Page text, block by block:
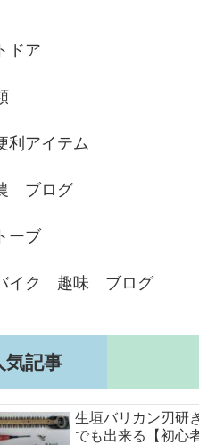
ドア
アイテム
ブログ
ーブ
イク 趣味 ブログ
気記事
生垣バリカン刃研
でも出来る【初心